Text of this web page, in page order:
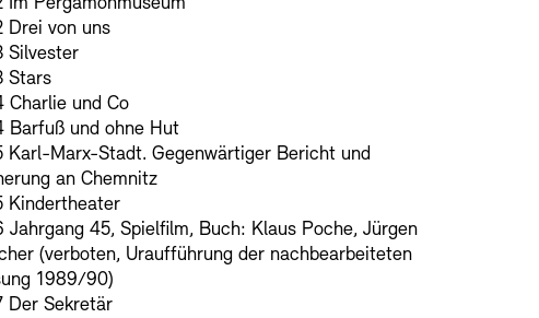
Drei von uns
Silvester
Stars
Charlie und Co
Barfuß und ohne Hut
Karl-Marx-Stadt. Gegenwärtiger Bericht und
an Chemnitz
Kindertheater
Jahrgang 45, Spielfilm, Buch: Klaus Poche, Jürgen
(verboten, Uraufführung der nachbearbeiteten
1989/90)
Der Sekretär